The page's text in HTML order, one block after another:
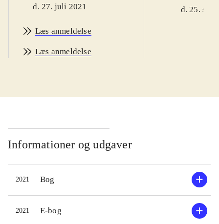
d. 27. juli 2021
Læs anmeldelse
Læs anmeldelse
d. 25. sep.
Informationer og udgaver
2021 Bog
2021 E-bog